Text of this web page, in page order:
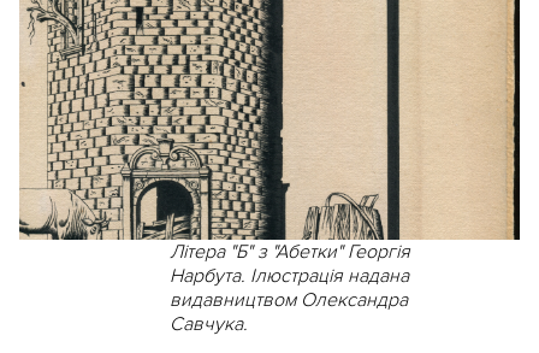
Літера "Б" з "Абетки" Георгія
Нарбута. Ілюстрація надана
видавництвом Олександра
Савчука.